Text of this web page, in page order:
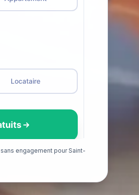
engagement pour Saint-